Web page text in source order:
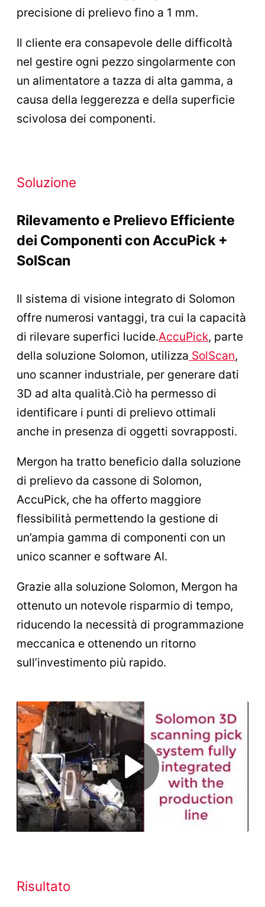
precisione di prelievo fino a 1 mm.
Il cliente era consapevole delle difficoltà
nel gestire ogni pezzo singolarmente con
un alimentatore a tazza di alta gamma, a
causa della leggerezza e della superficie
scivolosa dei componenti.
Soluzione
Rilevamento e Prelievo Efficiente
dei Componenti con AccuPick +
SolScan
Il sistema di visione integrato di Solomon
offre numerosi vantaggi, tra cui la capacità
di rilevare superfici lucide.AccuPick, parte
della soluzione Solomon, utilizza SolScan,
uno scanner industriale, per generare dati
3D ad alta qualità.Ciò ha permesso di
identificare i punti di prelievo ottimali
anche in presenza di oggetti sovrapposti.
Mergon ha tratto beneficio dalla soluzione
di prelievo da cassone di Solomon,
AccuPick, che ha offerto maggiore
flessibilità permettendo la gestione di
un’ampia gamma di componenti con un
unico scanner e software AI.
Grazie alla soluzione Solomon, Mergon ha
ottenuto un notevole risparmio di tempo,
riducendo la necessità di programmazione
meccanica e ottenendo un ritorno
sull’investimento più rapido.
Play
Video
Risultato